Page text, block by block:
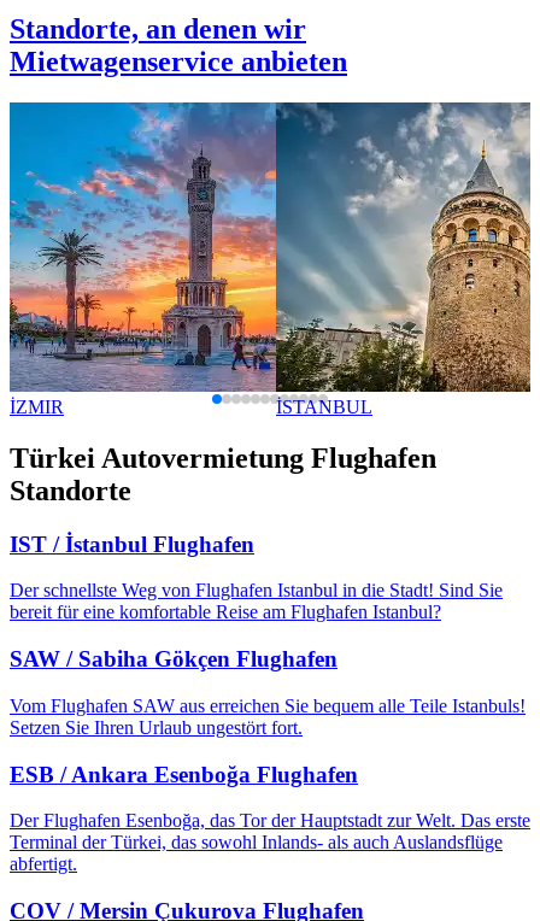
Standorte, an denen wir
Mietwagenservice anbieten
İZMIR İSTANBUL
Türkei Autovermietung Flughafen
Standorte
IST / İstanbul Flughafen
Der schnellste Weg von Flughafen Istanbul in die Stadt! Sind Sie
bereit für eine komfortable Reise am Flughafen Istanbul?
SAW / Sabiha Gökçen Flughafen
Vom Flughafen SAW aus erreichen Sie bequem alle Teile Istanbuls!
Setzen Sie Ihren Urlaub ungestört fort.
ESB / Ankara Esenboğa Flughafen
Der Flughafen Esenboğa, das Tor der Hauptstadt zur Welt. Das erste
Terminal der Türkei, das sowohl Inlands- als auch Auslandsflüge
abfertigt.
COV / Mersin Çukurova Flughafen